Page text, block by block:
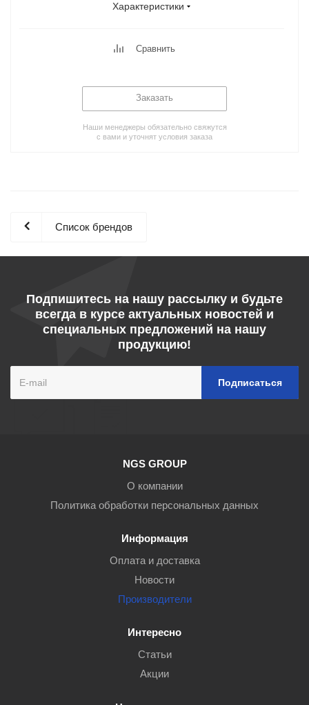
Характеристики
Сравнить
Заказать
Наши менеджеры обязательно свяжутся
с вами и уточнят условия заказа
Список брендов
Подпишитесь на нашу рассылку и будьте
всегда в курсе актуальных новостей и
специальных предложений на нашу
продукцию!
NGS GROUP
О компании
Политика обработки персональных данных
Информация
Оплата и доставка
Новости
Производители
Интересно
Статьи
Акции